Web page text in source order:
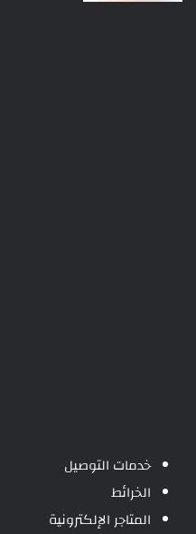
خدمات التوصيل
الخرائط
المتاجر الإلكترونية